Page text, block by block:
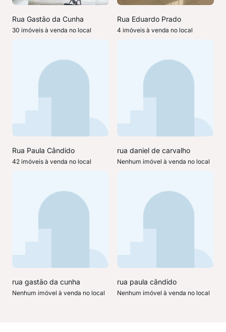
Rua Gastão da Cunha
30 imóveis à venda no local
Rua Eduardo Prado
4 imóveis à venda no local
Rua Paula Cândido
42 imóveis à venda no local
rua daniel de carvalho
Nenhum imóvel à venda no local
rua gastão da cunha
Nenhum imóvel à venda no local
rua paula cândido
Nenhum imóvel à venda no local